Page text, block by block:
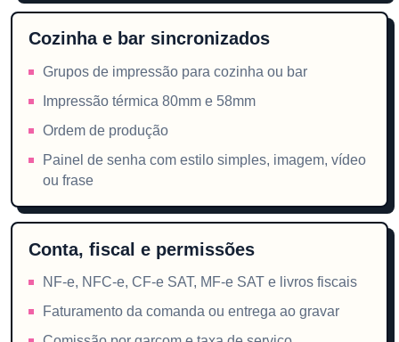
Cozinha e bar sincronizados
Grupos de impressão para cozinha ou bar
Impressão térmica 80mm e 58mm
Ordem de produção
Painel de senha com estilo simples, imagem, vídeo
ou frase
Conta, fiscal e permissões
NF-e, NFC-e, CF-e SAT, MF-e SAT e livros fiscais
Faturamento da comanda ou entrega ao gravar